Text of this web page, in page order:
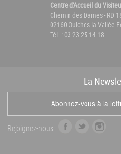
Centre d'Accueil du
Chemin des Dames - RD
02160 Oulches-la-Vallée-
Tél. : 03 23 25 14 18
La News
Abonnez-vous à la
Rejoignez-nous